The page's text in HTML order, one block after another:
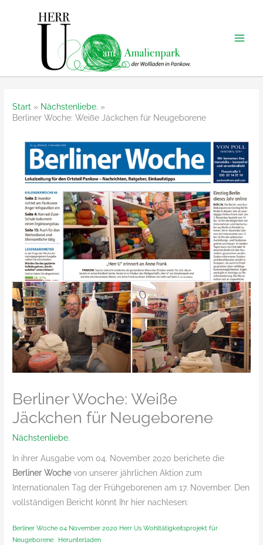
Start
Nächstenliebe.
Berliner Woche: Weiße Jäckchen für Neugeborene
Berliner Woche: Weiße
Jäckchen für Neugeborene
Nächstenliebe.
In ihrer Ausgabe vom 04. November 2020 berichete die
Berliner Wochevon unserer jährlichen Aktion zum
Internationalen Tag der Frühgeborenen am 17. November. Den
vollständigen Bericht könnt Ihr hier nachlesen:
Berliner Woche 04 November 2020 Herr Us Wohltätigkeitsprojekt für
Neugeborene
Herunterladen